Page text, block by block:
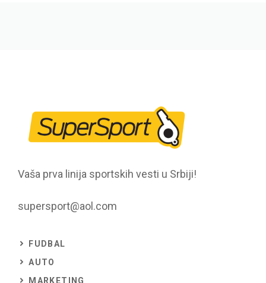
Vaša prva linija sportskih vesti u Srbiji!
supersport@aol.com
FUDBAL
AUTO
MARKETING